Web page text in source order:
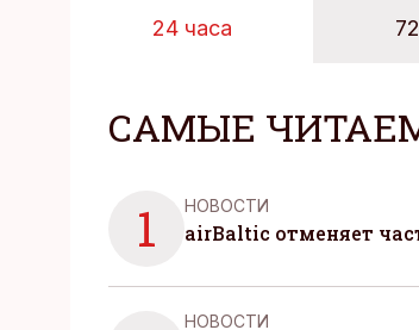
24 часа
САМЫЕ
1 НОВОСТИ
airBaltic отменяет
НОВОСТИ